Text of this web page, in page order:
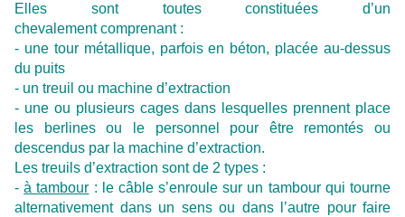
Elles sont toutes constituées d’un
chevalement comprenant :
- une tour métallique, parfois en béton, placée au-dessus
du puits
- un treuil ou machine d’extraction
- une ou plusieurs cages dans lesquelles prennent place
les berlines ou le personnel pour être remontés ou
descendus par la machine d’extraction.
Les treuils d’extraction sont de 2 types :
-à tambour : le câble s’enroule sur un tambour qui tourne
alternativement dans un sens ou dans l’autre pour faire